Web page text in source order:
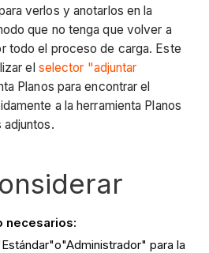
verlos y anotarlos en la
que no tenga que volver a
todo el proceso de carga. Este
el selector "adjuntar
Planos para encontrar el
a la herramienta Planos
necesarios:
para la